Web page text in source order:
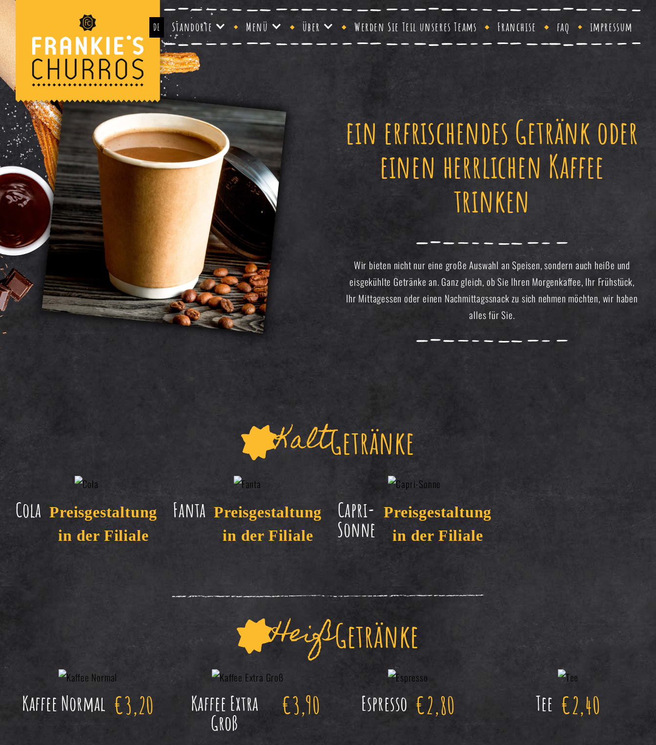
DE Standorte Menü über Werden Sie Teil unseres Teams Franchise faq impressum
ein erfrischendes Getränk oder
einen herrlichen Kaffee
trinken
Wir bieten nicht nur eine große Auswahl an Speisen, sondern auch heiße und
eisgekühlte Getränke an. Ganz gleich, ob Sie Ihren Morgenkaffee, Ihr Frühstück,
Ihr Mittagessen oder einen Nachmittagssnack zu sich nehmen möchten, wir haben
alles für Sie.
KaltGetränke
Cola Preisgestaltung
in der Filiale
Fanta Preisgestaltung
in der Filiale
Capri-
Sonne
Preisgestaltung
in der Filiale
HeißGetränke
Kaffee Normal €3,20 Kaffee Extra
Groß
€3,90 Espresso €2,80 Tee €2,40